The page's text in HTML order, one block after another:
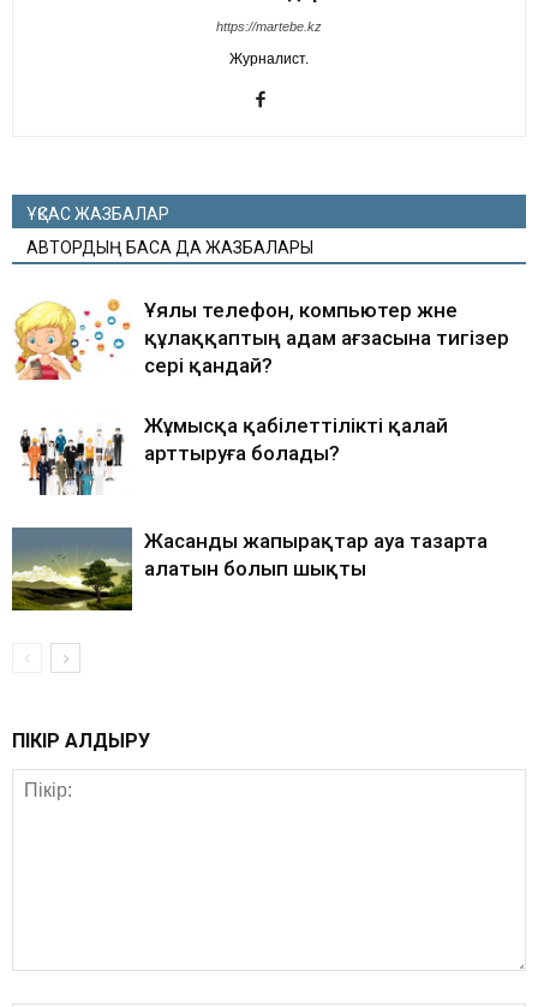
https://martebe.kz
Журналист.
ҰҚСАС ЖАЗБАЛАР
АВТОРДЫҢ БАСҚА ДА ЖАЗБАЛАРЫ
Ұялы телефон, компьютер және
құлаққаптың адам ағзасына тигізер
әсері қандай?
Жұмысқа қабілеттілікті қалай
арттыруға болады?
Жасанды жапырақтар ауа тазарта
алатын болып шықты
ПІКІР ҚАЛДЫРУ